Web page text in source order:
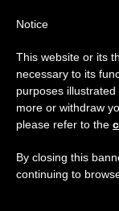
Aviso
Del 27 de
anual,
se generan
Notice
This website or its
necessary to its
purposes
more or withdraw
please refer to the
By closing this
continuing to